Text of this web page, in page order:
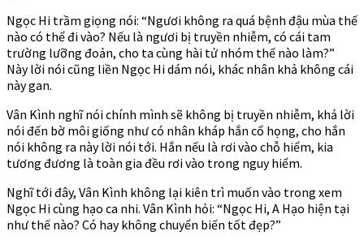
Ngọc Hi trầm giọng nói: “Ngươi không ra quá bệnh đậu mùa thế
nào có thể đi vào? Nếu là ngươi bị truyền nhiễm, có cái tam
trường lưỡng đoản, cho ta cùng hài tử nhóm thế nào làm?”
Này lời nói cũng liền Ngọc Hi dám nói, khác nhân khả không cái
này gan.
Vân Kình nghĩ nói chính mình sẽ không bị truyền nhiễm, khả lời
nói đến bờ môi giống như có nhân kháp hắn cổ họng, cho hắn
nói không ra này lời nói tới. Hắn nếu là rơi vào chỗ hiểm, kia
tương đương là toàn gia đều rơi vào trong nguy hiểm.
Nghĩ tới đây, Vân Kình không lại kiên trì muốn vào trong xem
Ngọc Hi cùng hạo ca nhi. Vân Kình hỏi: “Ngọc Hi, A Hạo hiện tại
như thế nào? Có hay không chuyển biến tốt đẹp?”